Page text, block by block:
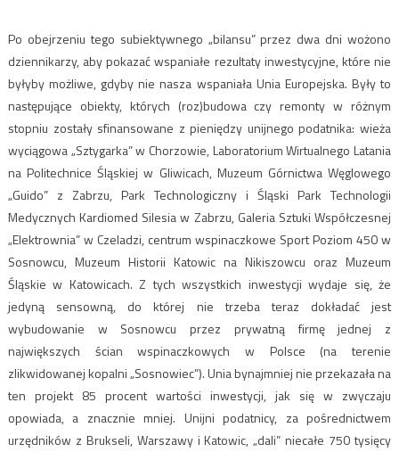
Po obejrzeniu tego subiektywnego „bilansu” przez dwa dni wożono
dziennikarzy, aby pokazać wspaniałe rezultaty inwestycyjne, które nie
byłyby możliwe, gdyby nie nasza wspaniała Unia Europejska. Były to
następujące obiekty, których (roz)budowa czy remonty w różnym
stopniu zostały sfinansowane z pieniędzy unijnego podatnika: wieża
wyciągowa „Sztygarka” w Chorzowie, Laboratorium Wirtualnego Latania
na Politechnice Śląskiej w Gliwicach, Muzeum Górnictwa Węglowego
„Guido” z Zabrzu, Park Technologiczny i Śląski Park Technologii
Medycznych Kardiomed Silesia w Zabrzu, Galeria Sztuki Współczesnej
„Elektrownia” w Czeladzi, centrum wspinaczkowe Sport Poziom 450 w
Sosnowcu, Muzeum Historii Katowic na Nikiszowcu oraz Muzeum
Śląskie w Katowicach. Z tych wszystkich inwestycji wydaje się, że
jedyną sensowną, do której nie trzeba teraz dokładać jest
wybudowanie w Sosnowcu przez prywatną firmę jednej z
największych ścian wspinaczkowych w Polsce (na terenie
zlikwidowanej kopalni „Sosnowiec”). Unia bynajmniej nie przekazała na
ten projekt 85 procent wartości inwestycji, jak się w zwyczaju
opowiada, a znacznie mniej. Unijni podatnicy, za pośrednictwem
urzędników z Brukseli, Warszawy i Katowic, „dali” niecałe 750 tysięcy